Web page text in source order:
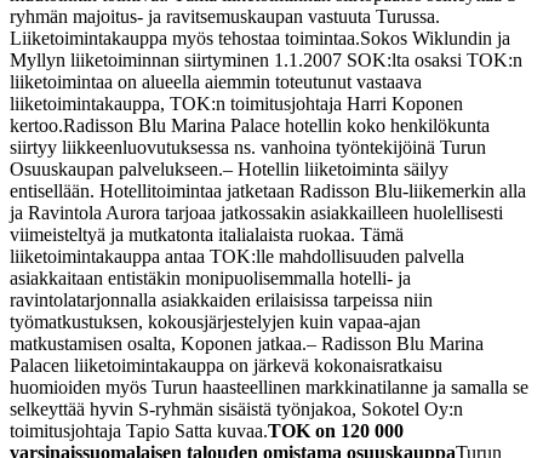
ryhmän majoitus- ja ravitsemuskaupan vastuuta Turussa.
Liiketoimintakauppa myös tehostaa toimintaa.Sokos Wiklundin ja
Myllyn liiketoiminnan siirtyminen 1.1.2007 SOK:lta osaksi TOK:n
liiketoimintaa on alueella aiemmin toteutunut vastaava
liiketoimintakauppa, TOK:n toimitusjohtaja Harri Koponen
kertoo.Radisson Blu Marina Palace hotellin koko henkilökunta
siirtyy liikkeenluovutuksessa ns. vanhoina työntekijöinä Turun
Osuuskaupan palvelukseen.– Hotellin liiketoiminta säilyy
entisellään. Hotellitoimintaa jatketaan Radisson Blu-liikemerkin alla
ja Ravintola Aurora tarjoaa jatkossakin asiakkailleen huolellisesti
viimeisteltyä ja mutkatonta italialaista ruokaa. Tämä
liiketoimintakauppa antaa TOK:lle mahdollisuuden palvella
asiakkaitaan entistäkin monipuolisemmalla hotelli- ja
ravintolatarjonnalla asiakkaiden erilaisissa tarpeissa niin
työmatkustuksen, kokousjärjestelyjen kuin vapaa-ajan
matkustamisen osalta, Koponen jatkaa.– Radisson Blu Marina
Palacen liiketoimintakauppa on järkevä kokonaisratkaisu
huomioiden myös Turun haasteellinen markkinatilanne ja samalla se
selkeyttää hyvin S-ryhmän sisäistä työnjakoa, Sokotel Oy:n
toimitusjohtaja Tapio Satta kuvaa.TOK on 120 000
varsinaissuomalaisen talouden omistama osuuskauppaTurun